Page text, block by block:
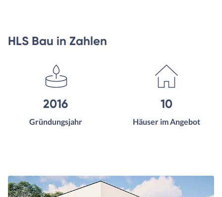
HLS Bau in Zahlen
2016
Gründungsjahr
10
Häuser im Angebot